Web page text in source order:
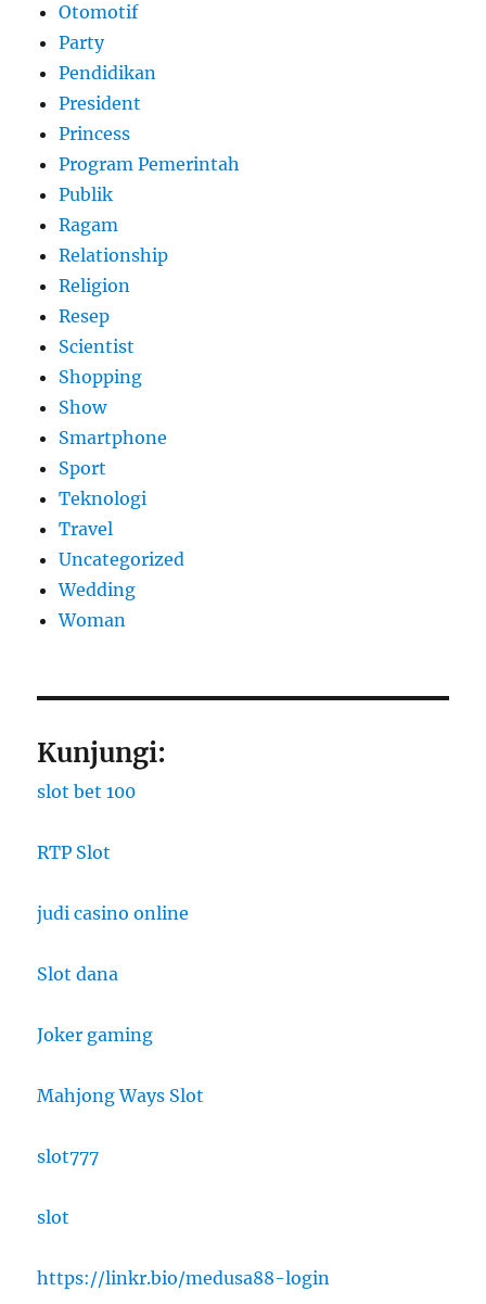
Otomotif
Party
Pendidikan
President
Princess
Program Pemerintah
Publik
Ragam
Relationship
Religion
Resep
Scientist
Shopping
Show
Smartphone
Sport
Teknologi
Travel
Uncategorized
Wedding
Woman
Kunjungi:
slot bet 100
RTP Slot
judi casino online
Slot dana
Joker gaming
Mahjong Ways Slot
slot777
slot
https://linkr.bio/medusa88-login